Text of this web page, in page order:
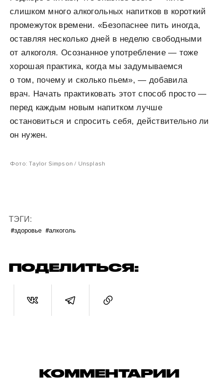
слишком много алкогольных напитков в короткий
промежуток времени. «Безопаснее пить иногда,
оставляя несколько дней в неделю свободными
от алкоголя. Осознанное употребление — тоже
хорошая практика, когда мы задумываемся
о том, почему и сколько пьем», — добавила
врач. Начать практиковать этот способ просто —
перед каждым новым напитком лучше
остановиться и спросить себя, действительно ли
он нужен.
Фото: Taylor Simpson / Unsplash
ТЭГИ:
#здоровье #алкоголь
ПОДЕЛИТЬСЯ:
КОММЕНТАРИИ